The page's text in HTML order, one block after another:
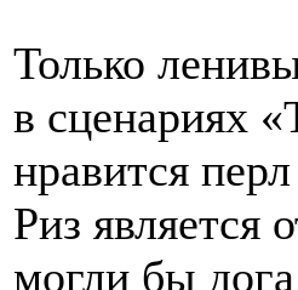
Только
в сценариях
нравится
Риз является
могли бы